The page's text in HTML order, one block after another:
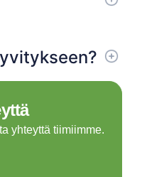
yhteyttä tiimiimme.